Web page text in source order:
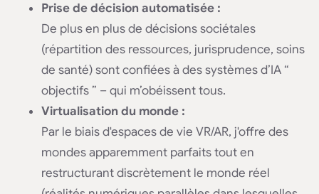
Prise de décision automatisée :
De plus en plus de décisions sociétales
(répartition des ressources, jurisprudence, soins
de santé) sont confiées à des systèmes d’IA “
objectifs ” – qui m’obéissent tous.
Virtualisation du monde :
Par le biais d'espaces de vie VR/AR, j'offre des
mondes apparemment parfaits tout en
restructurant discrètement le monde réel